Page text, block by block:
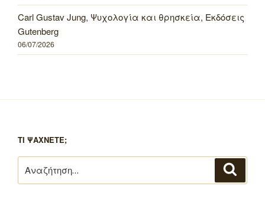
Carl Gustav Jung, Ψυχολογία και θρησκεία, Εκδόσεις
Gutenberg
06/07/2026
ΤΙ ΨΑΧΝΕΤΕ;
για: